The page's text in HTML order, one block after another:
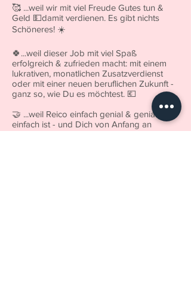
🥰 ...weil wir mit viel Freude Gutes tun &
Geld 💵damit verdienen. Es gibt nichts
Schöneres! ☀️
🍀...weil dieser Job mit viel Spaß
erfolgreich & zufrieden macht: mit einem
lukrativen, monatlichen Zusatzverdienst
oder mit einer neuen beruflichen Zukunft -
ganz so, wie Du es möchtest. 💶
🤝 ...weil Reico einfach genial & genial
einfach ist - und Dich von Anfang an